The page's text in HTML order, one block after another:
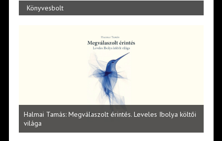
Könyvesbolt
Halmai Tamás: Megválaszolt érintés. Leveles Ibolya költői
világa